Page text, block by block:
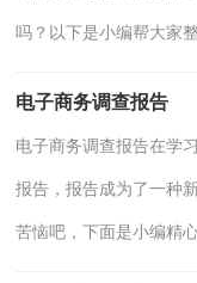
吗？以下是小编帮大家
电子商务调查报告
电子商务调查报告在学
报告，报告成为了一种
苦恼吧，下面是小编精